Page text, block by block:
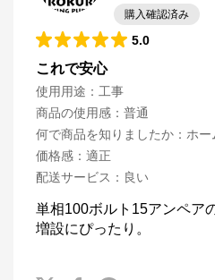
購入確認済み
5.0
これで安心
使用用途 ： 工事
商品の使用感 ： 普通
何で商品を知りましたか ： ホー
価格感 ： 適正
配送サービス ： 良い
単相100ボルト15アンペア
増設にぴったり。